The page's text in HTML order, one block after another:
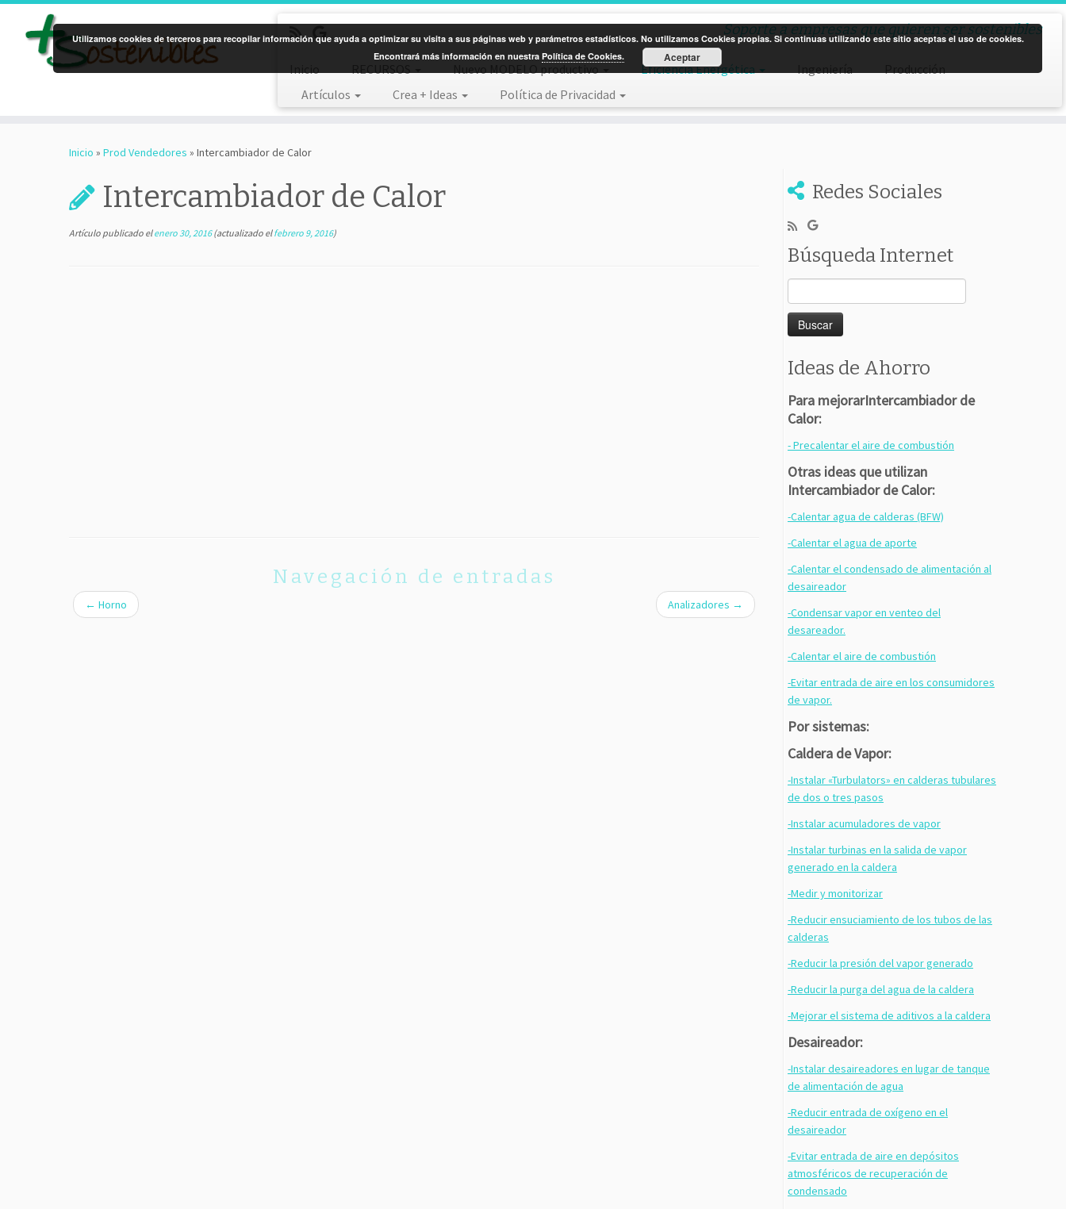
Soporte a empresas que quieren ser sostenibles
Inicio RECURSOS Nuevo MODELO productivo Eficiencia Energética Ingeniería
Producción
Artículos
Crea + Ideas Política de Privacidad
Inicio » Prod Vendedores » Intercambiador de Calor
Intercambiador de Calor
Artículo publicado elenero 30, 2016(actualizado elfebrero 9, 2016)
Navegación de entradas
← Horno Analizadores →
Redes Sociales
Búsqueda Internet
Ideas de Ahorro
Para mejorarIntercambiador de
Calor:
- Precalentar el aire de combustión
Otras ideas que utilizan
Intercambiador de Calor:
-Calentar agua de calderas (BFW)
-Calentar el agua de aporte
-Calentar el condensado de alimentación al
desaireador
-Condensar vapor en venteo del
desareador.
-Calentar el aire de combustión
-Evitar entrada de aire en los consumidores
de vapor.
Por sistemas:
Caldera de Vapor:
-Instalar «Turbulators» en calderas tubulares
de dos o tres pasos
-Instalar acumuladores de vapor
-Instalar turbinas en la salida de vapor
generado en la caldera
-Medir y monitorizar
-Reducir ensuciamiento de los tubos de las
calderas
-Reducir la presión del vapor generado
-Reducir la purga del agua de la caldera
-Mejorar el sistema de aditivos a la caldera
Desaireador:
-Instalar desaireadores en lugar de tanque
de alimentación de agua
-Reducir entrada de oxígeno en el
desaireador
-Evitar entrada de aire en depósitos
atmosféricos de recuperación de
condensado
Utilizamos cookies de terceros para recopilar información que ayuda a optimizar su visita a sus páginas web y parámetros estadísticos. No utilizamos Cookies propias. Si continuas utilizando este sitio aceptas el uso de cookies.
Encontrará más información en nuestraPolítica de Cookies. Aceptar